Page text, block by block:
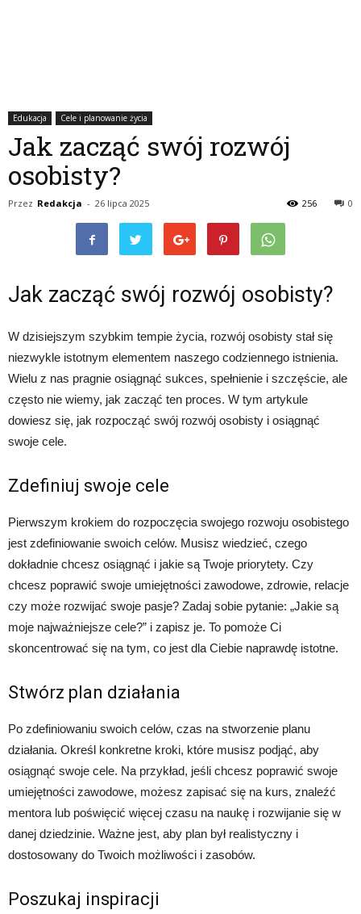
Edukacja Cele i planowanie życia
Jak zacząć swój rozwój
osobisty?
Przez Redakcja - 26 lipca 2025 0
256
Jak zacząć swój rozwój osobisty?
W dzisiejszym szybkim tempie życia, rozwój osobisty stał się
niezwykle istotnym elementem naszego codziennego istnienia.
Wielu z nas pragnie osiągnąć sukces, spełnienie i szczęście, ale
często nie wiemy, jak zacząć ten proces. W tym artykule
dowiesz się, jak rozpocząć swój rozwój osobisty i osiągnąć
swoje cele.
Zdefiniuj swoje cele
Pierwszym krokiem do rozpoczęcia swojego rozwoju osobistego
jest zdefiniowanie swoich celów. Musisz wiedzieć, czego
dokładnie chcesz osiągnąć i jakie są Twoje priorytety. Czy
chcesz poprawić swoje umiejętności zawodowe, zdrowie, relacje
czy może rozwijać swoje pasje? Zadaj sobie pytanie: „Jakie są
moje najważniejsze cele?” i zapisz je. To pomoże Ci
skoncentrować się na tym, co jest dla Ciebie naprawdę istotne.
Stwórz plan działania
Po zdefiniowaniu swoich celów, czas na stworzenie planu
działania. Określ konkretne kroki, które musisz podjąć, aby
osiągnąć swoje cele. Na przykład, jeśli chcesz poprawić swoje
umiejętności zawodowe, możesz zapisać się na kurs, znaleźć
mentora lub poświęcić więcej czasu na naukę i rozwijanie się w
danej dziedzinie. Ważne jest, aby plan był realistyczny i
dostosowany do Twoich możliwości i zasobów.
Poszukaj inspiracji